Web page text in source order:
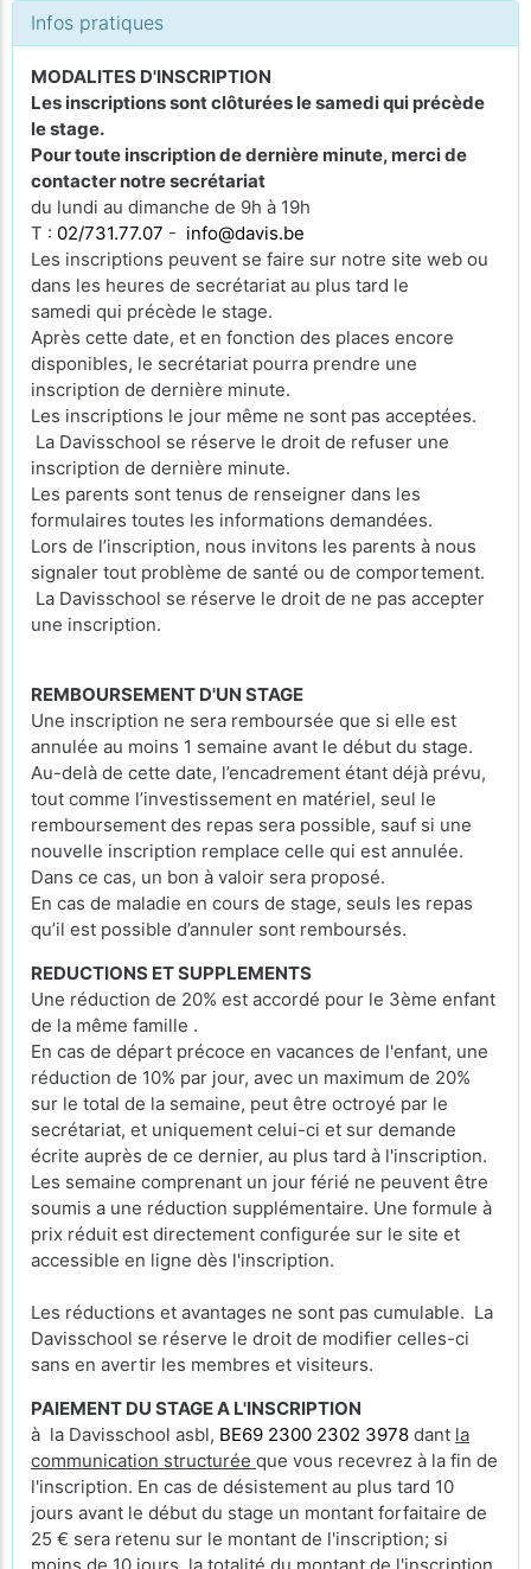
Infos pratiques
MODALITES D'INSCRIPTION
Les inscriptions sont clôturées le samedi qui précède
le stage.
Pour toute inscription de dernière minute, merci de
contacter notre secrétariat
du lundi au dimanche de 9h à 19h
T : 02/731.77.07 - info@davis.be
Les inscriptions peuvent se faire sur notre site web ou
dans les heures de secrétariat au plus tard le
samedi qui précède le stage.
Après cette date, et en fonction des places encore
disponibles, le secrétariat pourra prendre une
inscription de dernière minute.
Les inscriptions le jour même ne sont pas acceptées.
La Davisschool se réserve le droit de refuser une
inscription de dernière minute.
Les parents sont tenus de renseigner dans les
formulaires toutes les informations demandées.
Lors de l’inscription, nous invitons les parents à nous
signaler tout problème de santé ou de comportement.
La Davisschool se réserve le droit de ne pas accepter
une inscription.
REMBOURSEMENT D'UN STAGE
Une inscription ne sera remboursée que si elle est
annulée au moins 1 semaine avant le début du stage.
Au-delà de cette date, l’encadrement étant déjà prévu,
tout comme l’investissement en matériel, seul le
remboursement des repas sera possible, sauf si une
nouvelle inscription remplace celle qui est annulée.
Dans ce cas, un bon à valoir sera proposé.
En cas de maladie en cours de stage, seuls les repas
qu’il est possible d’annuler sont remboursés.
REDUCTIONS ET SUPPLEMENTS
Une réduction de 20% est accordé pour le 3ème enfant
de la même famille .
En cas de départ précoce en vacances de l'enfant, une
réduction de 10% par jour, avec un maximum de 20%
sur le total de la semaine, peut être octroyé par le
secrétariat, et uniquement celui-ci et sur demande
écrite auprès de ce dernier, au plus tard à l'inscription.
Les semaine comprenant un jour férié ne peuvent être
soumis a une réduction supplémentaire. Une formule à
prix réduit est directement configurée sur le site et
accessible en ligne dès l'inscription.
Les réductions et avantages ne sont pas cumulable. La
Davisschool se réserve le droit de modifier celles-ci
sans en avertir les membres et visiteurs.
PAIEMENT DU STAGE A L'INSCRIPTION
à la Davisschool asbl, BE69 2300 2302 3978 dant la
communication structurée que vous recevrez à la fin de
l'inscription. En cas de désistement au plus tard 10
jours avant le début du stage un montant forfaitaire de
25 € sera retenu sur le montant de l'inscription; si